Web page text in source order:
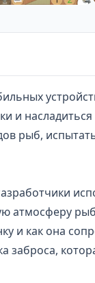
и
рыб,
атмосферу
и как она
заброса,